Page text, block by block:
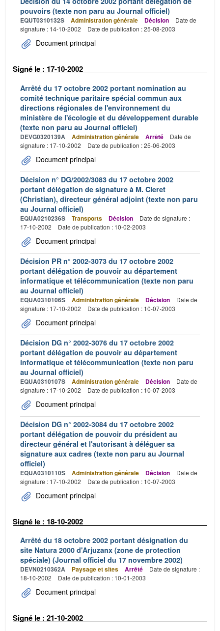
pouvoirs (texte non paru au Journal officiel)
EQUT0310132S Administration générale Décision
Date de
signature : 14-10-2002
Date de publication : 25-08-2003
Document principal
Signé le : 17-10-2002
Arrêté du 17 octobre 2002 portant nomination au
comité technique paritaire spécial commun aux
directions régionales de l'environnement du
ministère de l'écologie et du développement durable
(texte non paru au Journal officiel)
DEVG0320139A Administration générale Arrêté
Date de
signature : 17-10-2002
Date de publication : 25-06-2003
Document principal
Décision n° DG/2002/3083 du 17 octobre 2002
portant délégation de signature à M. Cleret
(Christian), directeur général adjoint (texte non paru
au Journal officiel)
EQUA0210236S Transports Décision
Date de signature :
17-10-2002
Date de publication : 10-02-2003
Document principal
Décision PR n° 2002-3073 du 17 octobre 2002
portant délégation de pouvoir au département
informatique et télécommunication (texte non paru
au Journal officiel)
EQUA0310106S Administration générale Décision
Date de
signature : 17-10-2002
Date de publication : 10-07-2003
Document principal
Décision DG n° 2002-3076 du 17 octobre 2002
portant délégation de pouvoir au département
informatique et télécommunication (texte non paru
au Journal officiel)
EQUA0310107S Administration générale Décision
Date de
signature : 17-10-2002
Date de publication : 10-07-2003
Document principal
Décision DG n° 2002-3084 du 17 octobre 2002
portant délégation de pouvoir du président au
directeur général et l'autorisant à déléguer sa
signature aux cadres (texte non paru au Journal
officiel)
EQUA0310110S Administration générale Décision
Date de
signature : 17-10-2002
Date de publication : 10-07-2003
Document principal
Signé le : 18-10-2002
Arrêté du 18 octobre 2002 portant désignation du
site Natura 2000 d'Arjuzanx (zone de protection
spéciale) (Journal officiel du 17 novembre 2002)
DEVN0210362A Paysage et sites Arrêté
Date de signature :
18-10-2002
Date de publication : 10-01-2003
Document principal
Signé le : 21-10-2002